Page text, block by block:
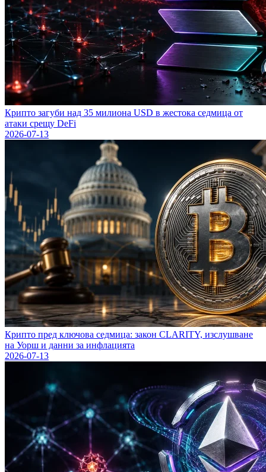
Крипто загуби над 35 милиона USD в жестока седмица от
атаки срещу DeFi
2026-07-13
Крипто пред ключова седмица: закон CLARITY, изслушване
на Уорш и данни за инфлацията
2026-07-13